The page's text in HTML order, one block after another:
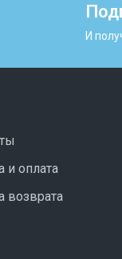
И
и оплата
возврата